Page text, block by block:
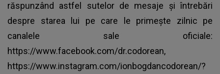
răspunzând astfel sutelor de mesaje și întrebări
despre starea lui pe care le primește zilnic pe
canalele sale oficiale:
https://www.facebook.com/dr.codorean,
https://www.instagram.com/ionbogdancodorean/?